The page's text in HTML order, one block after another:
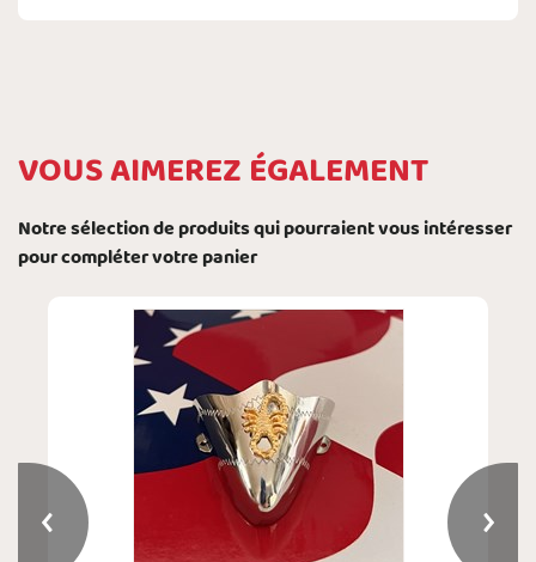
VOUS AIMEREZ ÉGALEMENT
Notre sélection de produits qui pourraient vous intéresser
pour compléter votre panier